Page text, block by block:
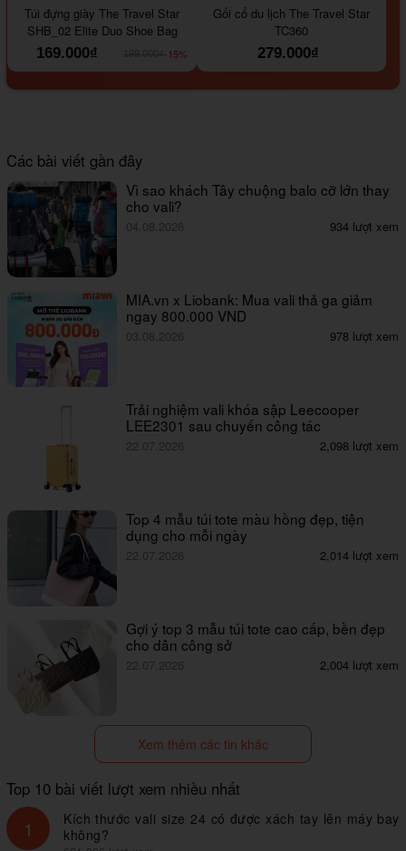
Túi đựng giày The Travel Star
SHB_02 Elite Duo Shoe Bag
169.000₫
-15%
Gối cổ du lịch The Travel Star
TC360
279.000₫
Các bài viết gần đây
Vì sao khách Tây chuộng balo cỡ lớn thay
cho vali?
04.08.2026 934 lượt xem
MIA.vn x Liobank: Mua vali thả ga giảm
ngay 800.000 VND
03.08.2026 978 lượt xem
Trải nghiệm vali khóa sập Leecooper
LEE2301 sau chuyến công tác
22.07.2026 2,098 lượt xem
Top 4 mẫu túi tote màu hồng đẹp, tiện
dụng cho mỗi ngày
22.07.2026 2,014 lượt xem
Gợi ý top 3 mẫu túi tote cao cấp, bền đẹp
cho dân công sở
22.07.2026 2,004 lượt xem
Xem thêm các tin khác
Top 10 bài viết lượt xem nhiều nhất
1
Kích thước vali size 24 có được xách tay lên máy bay
không?